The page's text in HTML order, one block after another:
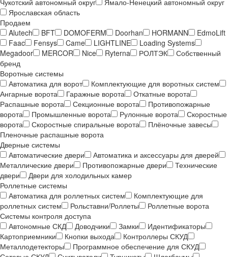
Чукотский автономный округ
Ямало-Ненецкий автономный округ
Ярославская область
Продаем
Alutech
BFT DOMOFERM Doorhan HORMANN
EdmoLift
Faac
Fensys Came LIGHTLINE
Loading Systems
Megadoor
MERCOR Nice Ryterna РОЛТЭК
Собственный
бренд
Воротные системы
Автоматика для ворот
Комплектующие для воротных систем
Ангарные ворота
Гаражные ворота
Откатные ворота
Распашные ворота
Секционные ворота
Противопожарные
ворота
Промышленные ворота Рулонные ворота
Скоростные
ворота
Скоростные спиральные ворота
Плёночные завесы
Пленочные распашные ворота
Дверные системы
Автоматические двери
Автоматика и аксессуары для дверей
Металлические двери
Противопожарные двери
Технические
двери
Двери для холодильных камер
Роллетные системы
Автоматика для роллетных систем
Комплектующие для
роллетных систем
Рольставни/Роллеты
Роллетные ворота
Системы контроля доступа
Автономные СКД
Доводчики Замки
Идентификаторы
Картоприемники
Кнопки выхода
Контроллеры СКУД
Металлодетекторы
Программное обеспечение для СКУД